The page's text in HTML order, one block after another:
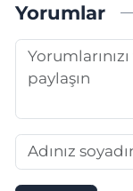
Yorumlar